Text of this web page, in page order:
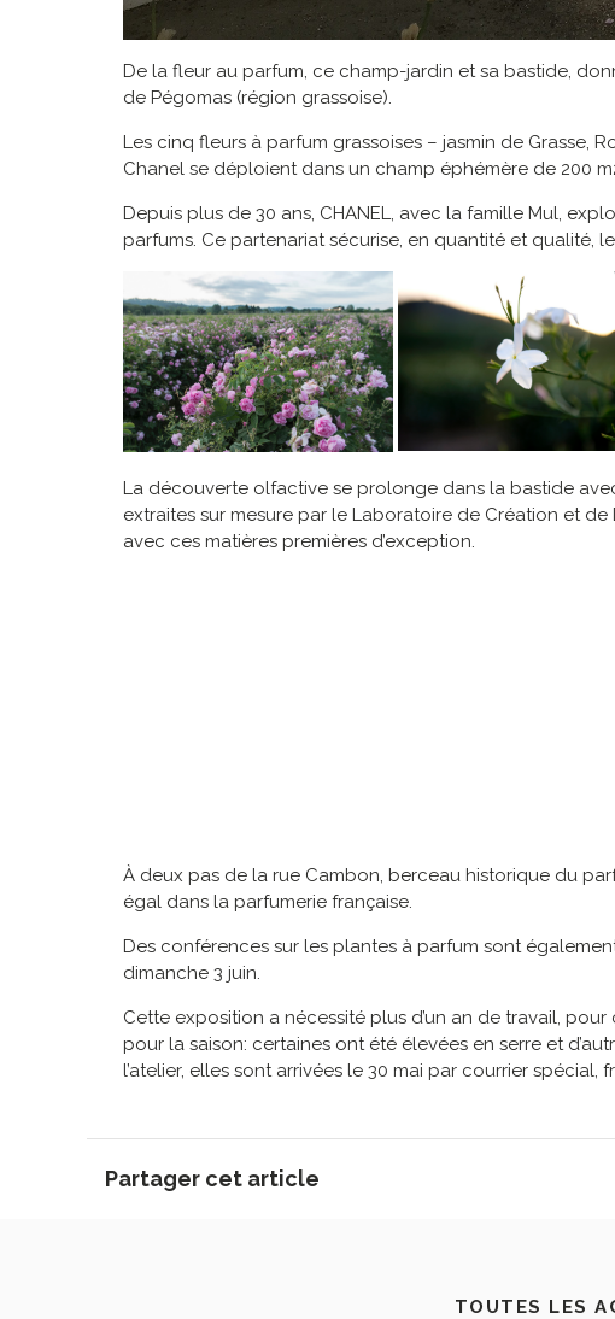
De la fleur au parfum, ce champ-jardin et sa bastide,
de Pégomas (région grassoise).
Les cinq fleurs à parfum grassoises – jasmin de Grasse,
Chanel se déploient dans un champ éphémère de 200
Depuis plus de 30 ans, CHANEL, avec la famille Mul,
parfums. Ce partenariat sécurise, en quantité et qualité,
La découverte olfactive se prolonge dans la bastide
extraites sur mesure par le Laboratoire de Création et
avec ces matières premières d’exception.
À deux pas de la rue Cambon, berceau historique du
égal dans la parfumerie française.
Des conférences sur les plantes à parfum sont
dimanche 3 juin.
Cette exposition a nécessité plus d’un an de travail,
pour la saison: certaines ont été élevées en serre et
l’atelier, elles sont arrivées le 30 mai par courrier
Partager cet article
TOUTES LES